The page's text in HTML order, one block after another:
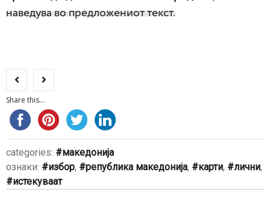
наведува во предложениот текст.
Share this...
categories:
македонија
ознаки:
избор, република македонија, карти, лични,
истекуваат